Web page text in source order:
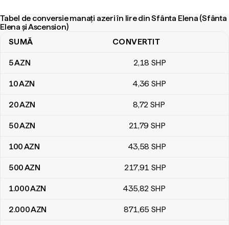
Tabel de conversie manați azeri în lire din Sfânta Elena (Sfânta
Elena și Ascension)
Tabel de conversie manați azeri în lire din Sfânta Elena (Sfânta
SUMĂ CONVERTIT
5AZN 2,18 SHP
10AZN 4,36 SHP
20AZN 8,72 SHP
50AZN 21,79 SHP
100AZN 43,58 SHP
500AZN 217,91 SHP
1.000AZN 435,82 SHP
2.000AZN 871,65 SHP